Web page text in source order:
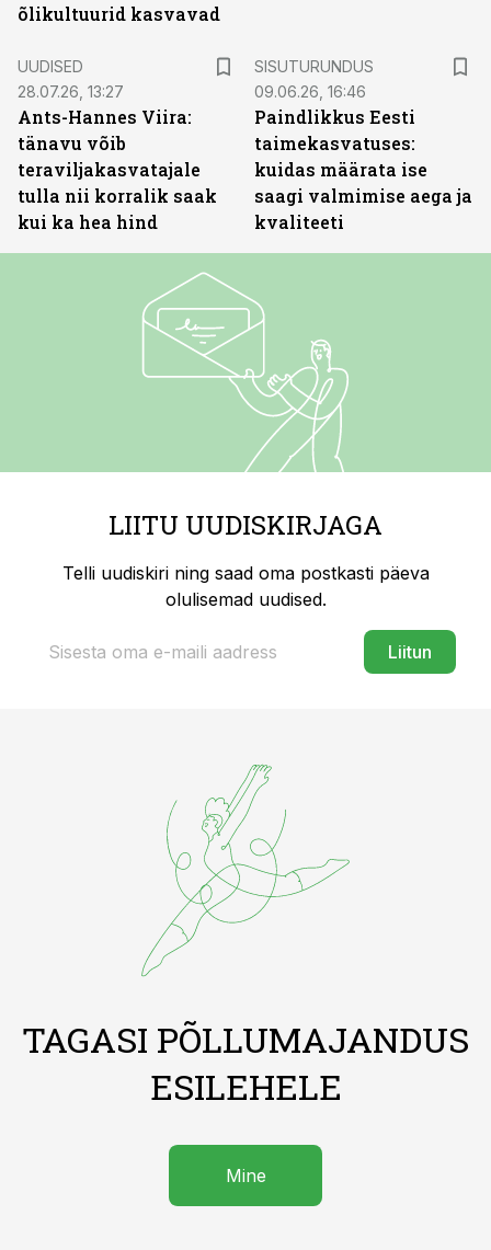
õlikultuurid kasvavad
UUDISED
28.07.26, 13:27
Ants-Hannes Viira:
tänavu võib
teraviljakasvatajale
tulla nii korralik saak
kui ka hea hind
SISUTURUNDUS
09.06.26, 16:46
Paindlikkus Eesti
taimekasvatuses:
kuidas määrata ise
saagi valmimise aega ja
kvaliteeti
LIITU UUDISKIRJAGA
Telli uudiskiri ning saad oma postkasti päeva
olulisemad uudised.
Liitun
TAGASI PÕLLUMAJANDUS
ESILEHELE
Mine